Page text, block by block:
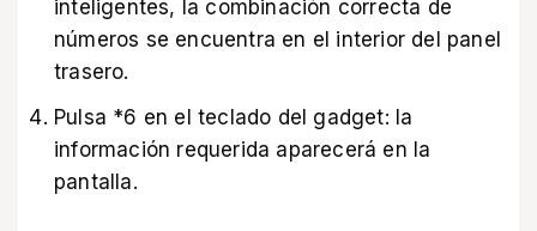
inteligentes, la combinación correcta de
números se encuentra en el interior del panel
trasero.
Pulsa *6 en el teclado del gadget: la
información requerida aparecerá en la
pantalla.